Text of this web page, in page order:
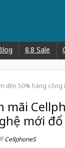
8.8 Sale
đến 50% hàng
mãi
mới
CellphoneS